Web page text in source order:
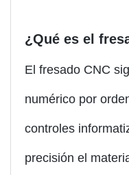
¿Qué es el
El fresado CNC
numérico por
controles
precisión el